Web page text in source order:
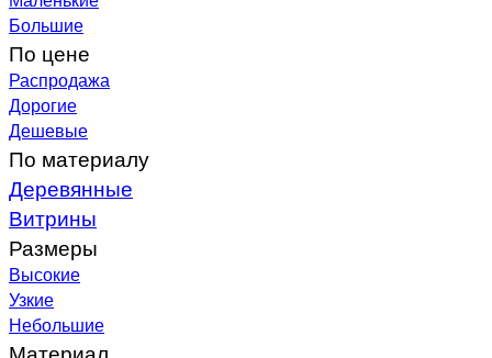
Большие
По цене
Распродажа
Дорогие
Дешевые
По материалу
Деревянные
Витрины
Размеры
Высокие
Узкие
Небольшие
Материал